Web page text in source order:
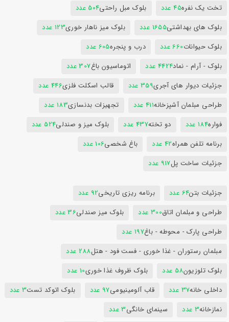
تخت یک نفره45 عدد بلوک مبل راحتی504 عدد
بلوک های بهداشتی1655 عدد بلوک میز ناهار خوری123 عدد
بلوک حیوانات660 عدد درب و پنجره605 عدد
بلوک - آرام - نماد4424 عدد اتوماسیون باغ307 عدد
جزئیات دیوار های آجری359 عدد قالب اسکلت فلزی446 عدد
طراحی مبلمان آشپزخانه411 عدد تجهیزات بدنسازی183 عدد
فواره184 عدد دو تخته437 عدد بلوک میز و صندلی524 عدد
برنامه تلفن همراه42 عدد باغ شخصی106 عدد
جزئیات ساخت پل917 عدد
جزئیات بتن64 عدد برنامه ریزی تاریخی92 عدد
طراحی و مبلمان اتاق300 عدد بلوک میز صندلی36 عدد
طراحی پارک - محوطه - باغ197 عدد
مبلمان رستوران - غذا خوری - فست فود - هتل288 عدد
بلوک تلوزیون58 عدد بلوک ظروف غذا خوری10 عدد
داخلی خانه37 عدد قاب آلومینیومی97 عدد بلوک اتوکد تست3 عدد
نمازخانه3 عدد سینمای خانگی3 عدد